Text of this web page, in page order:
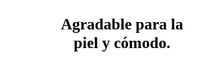
Agradable para la
piel y cómodo.